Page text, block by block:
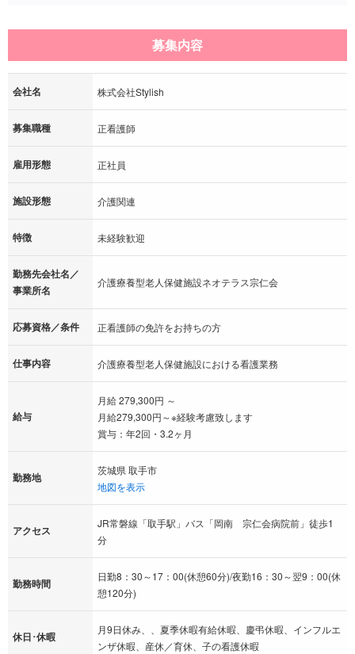
募集内容
会社名 株式会社Stylish
募集職種 正看護師
雇用形態 正社員
施設形態 介護関連
特徴 未経験歓迎
勤務先会社名／
事業所名
介護療養型老人保健施設ネオテラス宗仁会
応募資格／条件 正看護師の免許をお持ちの方
仕事内容 介護療養型老人保健施設における看護業務
給与
月給 279,300円 ～
月給279,300円～※経験考慮致します
賞与：年2回・3.2ヶ月
勤務地
茨城県 取手市
地図を表示
アクセス
JR常磐線「取手駅」バス「岡南 宗仁会病院前」徒歩1
分
勤務時間
日勤8：30～17：00(休憩60分)/夜勤16：30～翌9：00(休
憩120分)
休日･休暇
月9日休み、、夏季休暇有給休暇、慶弔休暇、インフルエ
ンザ休暇、産休／育休、子の看護休暇